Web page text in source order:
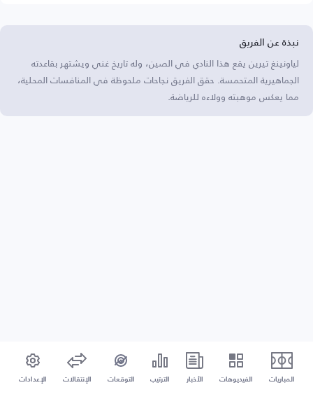
نبذة عن الفريق
لياونينغ تيرين يقع هذا النادي في الصين، وله تاريخ غني ويشتهر بقاعدته
الجماهيرية المتحمسة. حقق الفريق نجاحات ملحوظة في المنافسات المحلية،
مما يعكس موهبته وولاءه للرياضة.
المباريات الفيديوهات الأخبار الترتيب التوقعات الإنتقالات الإعدادات